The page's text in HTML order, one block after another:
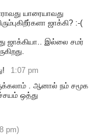
யாரையாவது
ஜாக்கி? :-(
ஜாக்கியா.. இல்லை சமர்
1:07 pm
. ஆனால் நம் சமூக
ஒத்து
pm)